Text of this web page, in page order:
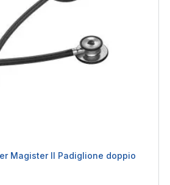
Magister II Padiglione doppio